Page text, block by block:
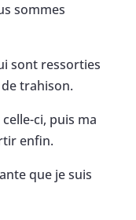
sommes
sont ressorties
trahison.
ci, puis ma
enfin.
que je suis